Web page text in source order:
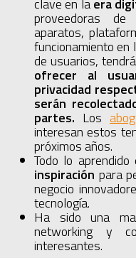
clave en laera
proveedoras
aparatos,
funcionamiento en
de usuarios,
ofrecer al
privacidad
serán
partes. Los
interesan estos
próximos años.
Todo lo
inspiración para
negocio
tecnología.
Ha sido una
networking y
interesantes.